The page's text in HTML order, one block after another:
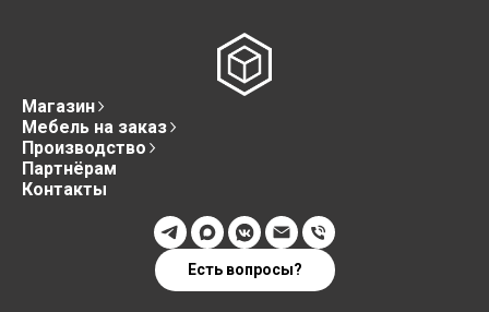
Магазин
Мебель на заказ
Производство
Партнёрам
Контакты
Есть вопросы?